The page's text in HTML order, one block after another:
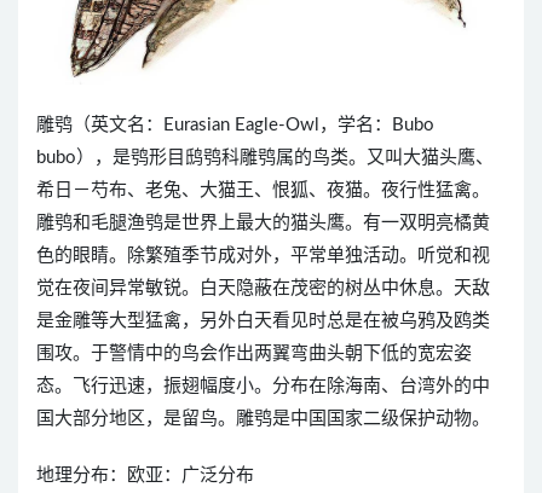
雕鸮（英文名：Eurasian Eagle-Owl，学名：Bubo
bubo），是鸮形目鸱鸮科雕鸮属的鸟类。又叫大猫头鹰、
希日－芍布、老兔、大猫王、恨狐、夜猫。夜行性猛禽。
雕鸮和毛腿渔鸮是世界上最大的猫头鹰。有一双明亮橘黄
色的眼睛。除繁殖季节成对外，平常单独活动。听觉和视
觉在夜间异常敏锐。白天隐蔽在茂密的树丛中休息。天敌
是金雕等大型猛禽，另外白天看见时总是在被乌鸦及鸥类
围攻。于警情中的鸟会作出两翼弯曲头朝下低的宽宏姿
态。飞行迅速，振翅幅度小。分布在除海南、台湾外的中
国大部分地区，是留鸟。雕鸮是中国国家二级保护动物。
地理分布：欧亚：广泛分布